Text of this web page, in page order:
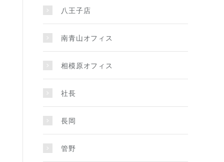
八王子店
南青山オフィス
相模原オフィス
社長
長岡
管野